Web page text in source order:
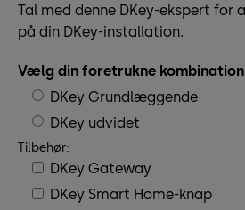
Tal med denne DKey-ekspert
på din DKey-installation.
Vælg din foretrukne
DKey Grundlæggende
DKey udvidet
Tilbehør:
DKey Gateway
DKey Smart Home-knap